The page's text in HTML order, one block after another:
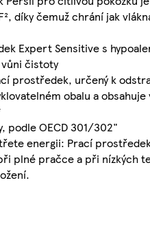
díky čemuž chrání jak
Expert Sensitive s
čistoty
prostředek, určený k
obalu a obsahuje
podle OECD 301/302"
energii: Prací
plné pračce a při nízkých